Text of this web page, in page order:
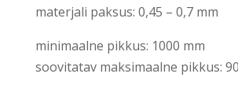
materjali paksus: 0,45 – 0,7 mm
minimaalne pikkus: 1000 mm
soovitatav maksimaalne pikkus: